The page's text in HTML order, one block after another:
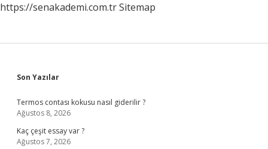
https://senakademi.com.trSitemap
Sidebar
Son Yazılar
Termos contası kokusu nasıl giderilir ?
Ağustos 8, 2026
Kaç çeşit essay var ?
Ağustos 7, 2026